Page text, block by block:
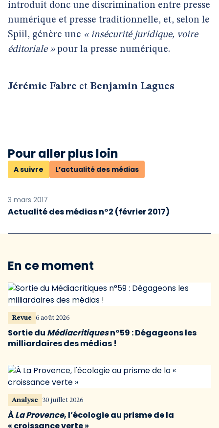
introduit donc une discrimination entre presse
numérique et presse traditionnelle, et, selon le
Spiil, génère une « insécurité juridique, voire
éditoriale »pour la presse numérique.
Jérémie Fabre et Benjamin Lagues
Pour aller plus loin
A suivre L’actualité des médias
3 mars 2017
Actualité des médias n°2 (février 2017)
En ce moment
Revue 6 août 2026
Sortie du Médiacritiquesn°59 : Dégageons les
milliardaires des médias !
Analyse 30 juillet 2026
ÀLa Provence, l’écologie au prisme de la